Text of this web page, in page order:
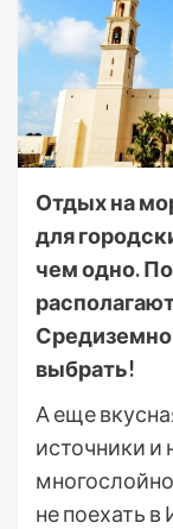
Отдых на
для
чем одно.
выбрать!
А еще
источники и
не поехать в